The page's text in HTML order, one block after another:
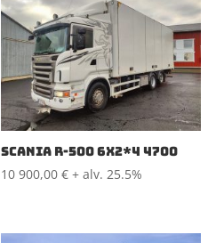
SCANIA R-500 6X2*4 4700
10 900,00€ + alv. 25.5%